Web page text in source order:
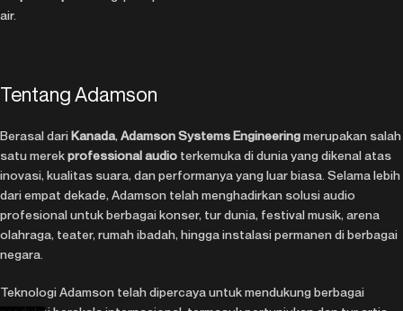
air.
Tentang Adamson
Berasal dariKanada, Adamson Systems Engineeringmerupakan salah
satu merekprofessional audio terkemuka di dunia yang dikenal atas
inovasi, kualitas suara, dan performanya yang luar biasa. Selama lebih
dari empat dekade, Adamson telah menghadirkan solusi audio
profesional untuk berbagai konser, tur dunia, festival musik, arena
olahraga, teater, rumah ibadah, hingga instalasi permanen di berbagai
negara.
Teknologi Adamson telah dipercaya untuk mendukung berbagai